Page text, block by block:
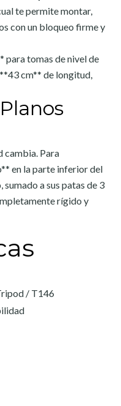
te permite montar,
con un bloqueo firme y
para tomas de nivel de
cm** de longitud,
cambia. Para
en la parte inferior del
a sus patas de 3
rígido y
/ T146